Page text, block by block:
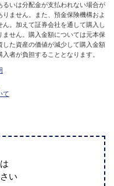
いは分配金が支払われない場合が
ません。また、預金保険機構およ
。加えて証券会社を通して購入し
せん。購入金額については元本保
た資産の価値が減少して購入金額
者が負担することとなります。
て
い